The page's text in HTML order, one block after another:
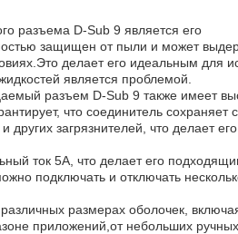
разъема D-Sub 9 является его
защищен от пыли и может
делает его идеальным для
является проблемой.
разъем D-Sub 9 также имеет
что соединитель сохраняет
других загрязнителей, что делает
ток 5A, что делает его
подключать и отключать
размерах оболочек,
приложений,от небольших